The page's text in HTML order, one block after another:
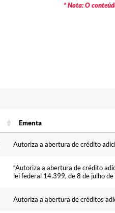
* Nota: O
Ementa
Autoriza a abertura de crédito
“Autoriza a abertura de crédito
lei federal 14.399, de 8 de julho
Autoriza a abertura de créditos